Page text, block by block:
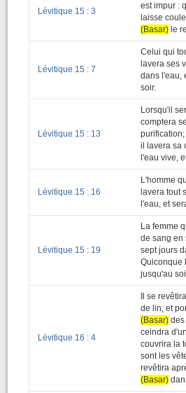
Lévitique 15 : 3
est impur :
laisse
(Basar) le
Lévitique 15 : 7
Celui qui
lavera ses
dans l'eau,
soir.
Lévitique 15 : 13
Lorsqu'il
comptera
il lavera sa
l'eau vive,
Lévitique 15 : 16
L'homme
lavera tout
l'eau, et
Lévitique 15 : 19
La femme
de sang en
sept jours
Quiconque
jusqu'au
Lévitique 16 : 4
Il se
de lin, et
(Basar) des
ceindra
couvrira la
sont les
revêtira
(Basar)